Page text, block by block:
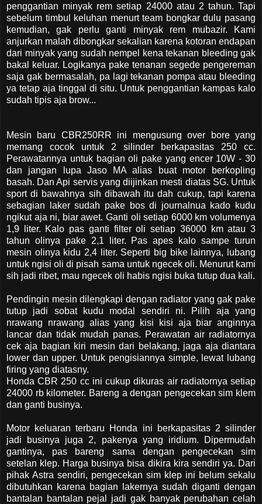
penggantian minyak rem setiap 24000 atau 2 tahun. Tapi
sebelum timbul keluhan menurt team bongkar dulu pasang
kemudian, gak perlu ganti minyak rem mubazir. Kami
anjurkan malah dibongkar sekalian karena kotoran endapan
dari minyak yang sudah nempel kena tekanan bleeding gak
bakal keluar. Logikanya pake tenanan segede pengereman
saja gak bermasalah, pa lagi tekanan pompa atau bleeding
ya tetap aja tinggal di situ. Untuk penggantian kampas kalo
sudah tipis aja brow...
Mesin baru CBR250RR ini mengusung over bore yang
memang cocok untuk 2 silinder berkapasitas 250 cc.
Perawatannya untuk bagian oli pake yang encer 10W - 30
dan jangan lupa Jaso MA alias buat motor berkopling
basah. Dan Api servis yang diijinkan mesti diatas SG. Untuk
sport di bawahnya sih dibawah itu dah cukup, tapi karena
sebagian laker sudah pake bos di journalnua kado kudu
ngikut aja ni, biar awet. Ganti oli setiap 6000 km volumenya
1,9 liter. Kalo pas ganti filter oli setiap 36000 km atau 3
tahun olinya pake 2,1 liter. Pas apes kalo sampe turun
mesin olinya kidu 2,4 liter. Seperti big bike lainnya, lubang
untuk ngisi oli di pisah sama untuk ngecek oli. Menurut kami
sih jadi ribet, mau ngecek oli habis ngisi buka tutup dua kali.
Pendingin mesin dilengkapi dengan radiator yang gak pake
tutup jadi sobat kudu modal sendiri ni. Pilih aja yang
nrawang nrawang alias yang kisi kisi aja biar anginnya
lancar dan tidak mudah panas. Perawatan air radiatornya
cek aja bagian kiri mesin dari belakang, jaga aja diantara
lower dan upper. Untuk pengisiannya simple, lewat lubang
firing yang diatasny.
Honda CBR 250 cc ini cukup dikuras air radiatornya setiap
24000 rb kilometer. Bareng a dengan pengecekan sim klem
dan ganti businya.
Motor keluaran terbaru Honda ini berkapasitas 2 silinder
jadi businya juga 2, pakenya yang iridium. Dipermudah
gantinya, pas bareng sama dengan pengecekan sim
setelan klep. Harga businya bisa dikira kira sendiri ya. Dari
pihak Astra sendiri, pengecekan sim klep ini belum sekalu
dibutuhkan karena bagian lakernya sudah diganti dengan
bantalan bantalan pejal jadi gak banyak perubahan celah